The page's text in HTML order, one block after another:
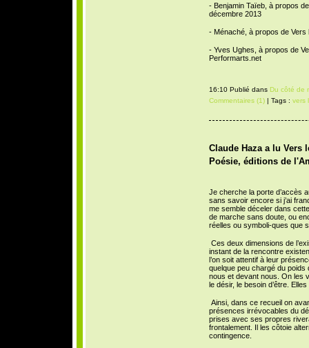
- Benjamin Taïeb, à propos
décembre 2013
- Ménaché, à propos de
- Yves Ughes, à propos de
Performarts.net
16:10 Publié dans Du côté de
Commentaires (1)| Tags : vers
Claude Haza a lu Vers
Poésie, éditions de
Je cherche la porte d’accès
sans savoir encore si j’ai
me semble déceler dans
de marche sans doute, ou
réelles ou symboli-ques que
Ces deux dimensions de
instant de la rencontre
l’on soit attentif à leur
quelque peu chargé du poids
nous et devant nous. On les
le désir, le besoin d’être.
Ainsi, dans ce recueil on
présences irrévocables du
prises avec ses propres
frontalement. Il les côtoie
contingence.